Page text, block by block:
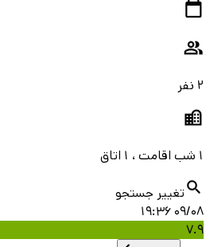
2 نفر
1 شب اقامت ، 1 اتاق
تغییر جستجو
09/08 19:36
7.9